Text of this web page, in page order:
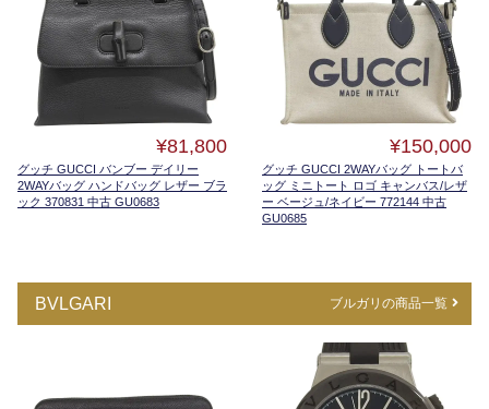
¥81,800
グッチ GUCCI バンブー デイリー
2WAYバッグ ハンドバッグ レザー ブラ
ック 370831 中古 GU0683
¥150,000
グッチ GUCCI 2WAYバッグ トートバ
ッグ ミニトート ロゴ キャンバス/レザ
ー ベージュ/ネイビー 772144 中古
GU0685
BVLGARI ブルガリの商品一覧